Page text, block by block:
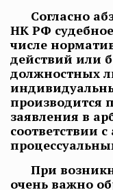
Согласно
НК РФ
числе
действий или
должностных
производится
заявления в
соответствии
При
очень важно